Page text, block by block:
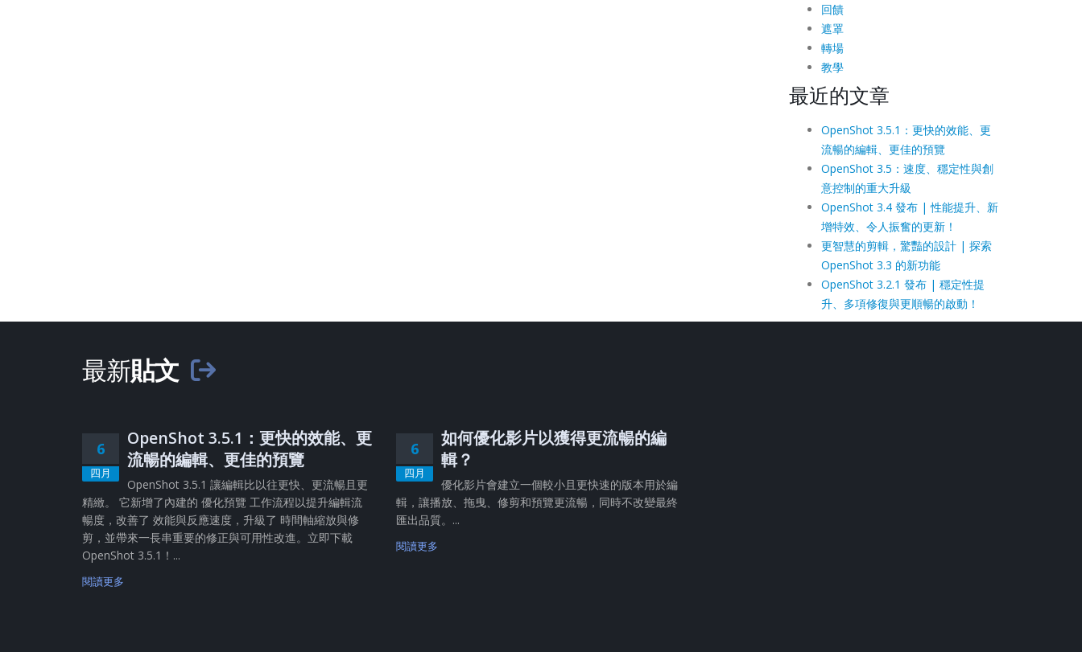
回饋
遮罩
轉場
教學
最近的文章
OpenShot 3.5.1：更快的效能、更
流暢的編輯、更佳的預覽
OpenShot 3.5：速度、穩定性與創
意控制的重大升級
OpenShot 3.4 發布 | 性能提升、新
增特效、令人振奮的更新！
更智慧的剪輯，驚豔的設計 | 探索
OpenShot 3.3 的新功能
OpenShot 3.2.1 發布 | 穩定性提
升、多項修復與更順暢的啟動！
最新貼文
6
四月
OpenShot 3.5.1：更快的效能、更
流暢的編輯、更佳的預覽
OpenShot 3.5.1 讓編輯比以往更快、更流暢且更
精緻。 它新增了內建的 優化預覽 工作流程以提升編輯流
暢度，改善了 效能與反應速度，升級了 時間軸縮放與修
剪，並帶來一長串重要的修正與可用性改進。立即下載
OpenShot 3.5.1！...
閱讀更多
6
四月
如何優化影片以獲得更流暢的編
輯？
優化影片會建立一個較小且更快速的版本用於編
輯，讓播放、拖曳、修剪和預覽更流暢，同時不改變最終
匯出品質。...
閱讀更多